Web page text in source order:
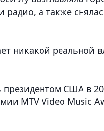
а также
никакой реальной
США в
MTV Video Music